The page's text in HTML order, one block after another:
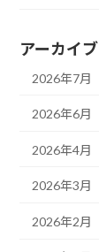
アーカイブ
2026年7月
2026年6月
2026年4月
2026年3月
2026年2月